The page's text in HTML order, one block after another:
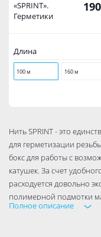
«SPRINT».
Герметики
Длина
100 м 160 м
Нить SPRINT - это
для герметизации
бокс для работы с
катушек. За счет
расходуется довольно
полимерной подмотки
никаких лишних
Полное описание